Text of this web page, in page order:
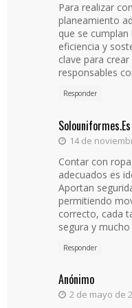
Para realizar
planeamiento
que se
eficiencia y
clave para
responsables
Responder
Solouniformes.es
14 de
Contar con
adecuados es
Aportan
permitiendo
correcto, cada
segura y
Responder
Anónimo
2 de mayo de